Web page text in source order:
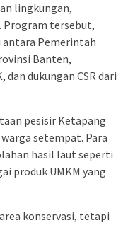
lingkungan,
Program tersebut,
Pemerintah
Banten,
dukungan CSR dari
pesisir Ketapang
setempat. Para
hasil laut seperti
produk UMKM yang
konservasi, tetapi